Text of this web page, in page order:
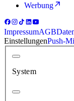
Werbung
ImpressumAGB
EinstellungenPush-
System